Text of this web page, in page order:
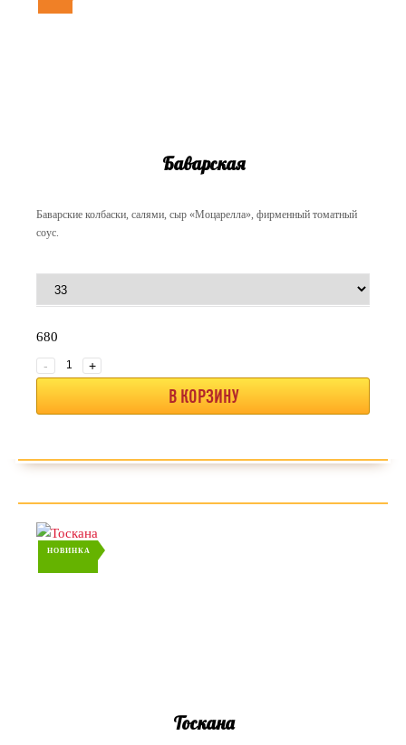
Баварская
Баварские колбаски, салями, сыр «Моцарелла», фирменный томатный
соус.
680
-
+
В КОРЗИНУ
НОВИНКА
Тоскана